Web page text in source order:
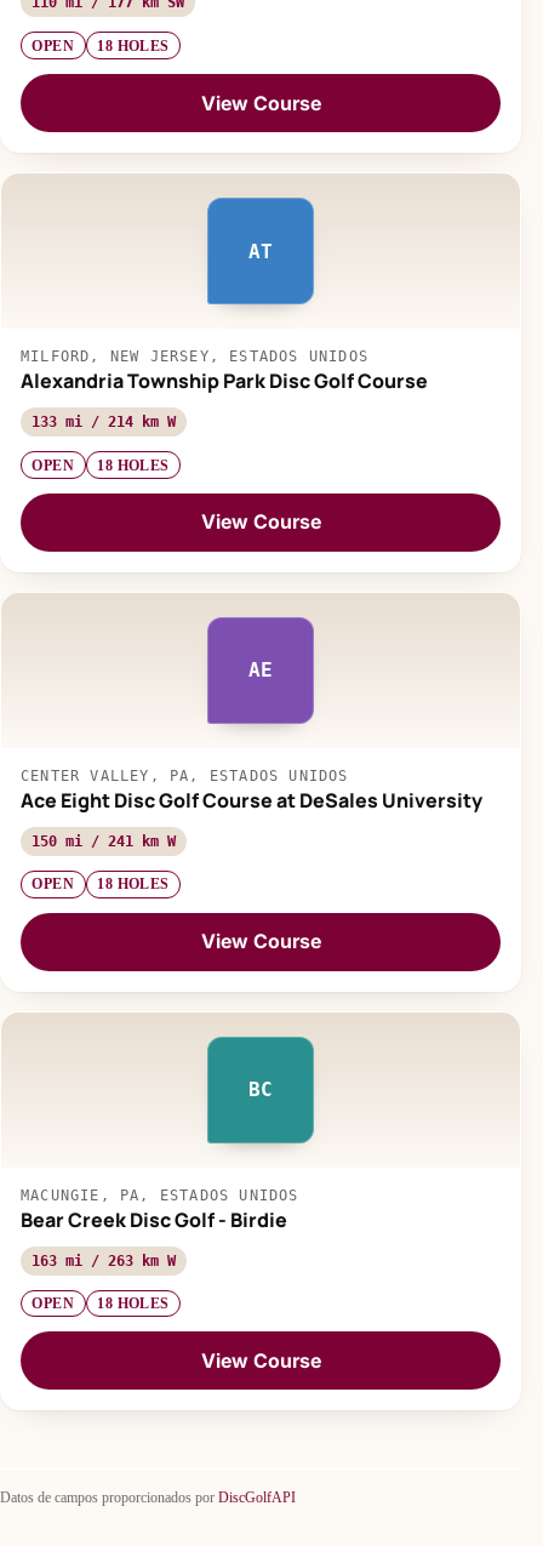
OPEN 18 HOLES
View Course
AT
MILFORD, NEW JERSEY, ESTADOS UNIDOS
Alexandria Township Park Disc Golf Course
133 mi / 214 km W
OPEN 18 HOLES
View Course
AE
CENTER VALLEY, PA, ESTADOS UNIDOS
Ace Eight Disc Golf Course at DeSales University
150 mi / 241 km W
OPEN 18 HOLES
View Course
BC
MACUNGIE, PA, ESTADOS UNIDOS
Bear Creek Disc Golf - Birdie
163 mi / 263 km W
OPEN 18 HOLES
View Course
Datos de campos proporcionados por DiscGolfAPI